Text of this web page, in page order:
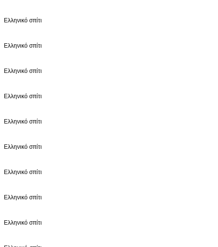
Ελληνικό σπίτι
Ελληνικό σπίτι
Ελληνικό σπίτι
Ελληνικό σπίτι
Ελληνικό σπίτι
Ελληνικό σπίτι
Ελληνικό σπίτι
Ελληνικό σπίτι
Ελληνικό σπίτι